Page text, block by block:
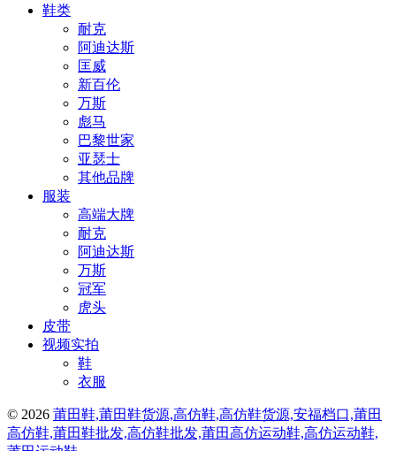
鞋类
耐克
阿迪达斯
匡威
新百伦
万斯
彪马
巴黎世家
亚瑟士
其他品牌
服装
高端大牌
耐克
阿迪达斯
万斯
冠军
虎头
皮带
视频实拍
鞋
衣服
© 2026 莆田鞋,莆田鞋货源,高仿鞋,高仿鞋货源,安福档口,莆田
高仿鞋,莆田鞋批发,高仿鞋批发,莆田高仿运动鞋,高仿运动鞋,